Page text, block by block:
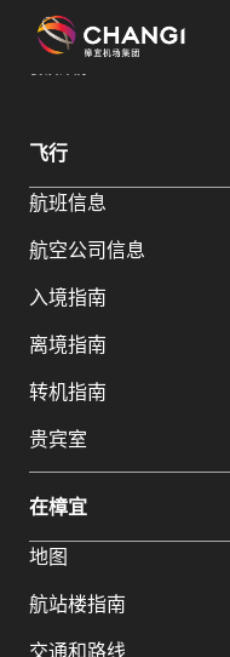
所
樟
宜
网
站:
选
择
言:
樟宜机场 樟宜机场餐饮与购物
飞行
航班信息
航空公司信息
入境指南
离境指南
转机指南
贵宾室
在樟宜
地图
航站楼指南
交通和路线